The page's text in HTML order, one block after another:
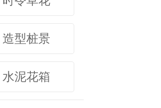
造型桩景
水泥花箱